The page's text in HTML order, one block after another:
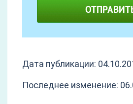
Дата публикации:
Последнее изменение: